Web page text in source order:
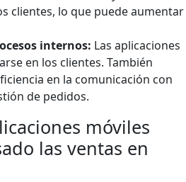
clientes, lo que puede aumentar
internos: Las aplicaciones
en los clientes. También
en la comunicación con
de pedidos.
móviles
las ventas en